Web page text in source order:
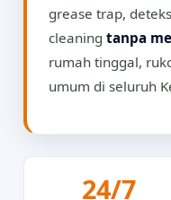
grease trap,
cleaning tanpa
rumah tinggal,
umum di seluruh
24/7